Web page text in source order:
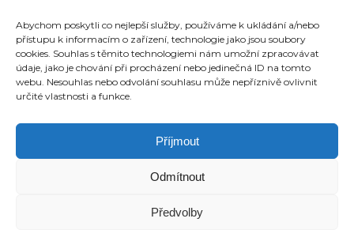
Abychom poskytli co nejlepší služby, používáme k ukládání a/nebo
přístupu k informacím o zařízení, technologie jako jsou soubory
cookies. Souhlas s těmito technologiemi nám umožní zpracovávat
údaje, jako je chování při procházení nebo jedinečná ID na tomto
webu. Nesouhlas nebo odvolání souhlasu může nepříznivě ovlivnit
určité vlastnosti a funkce.
Příjmout
Odmítnout
Předvolby
DEW TOUR BRECKENRIDGE